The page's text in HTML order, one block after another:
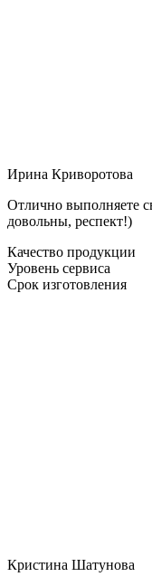
Ирина Криворотова
Отлично выполняете
довольны, респект!)
Качество продукции
Уровень сервиса
Срок изготовления
Кристина Шатунова